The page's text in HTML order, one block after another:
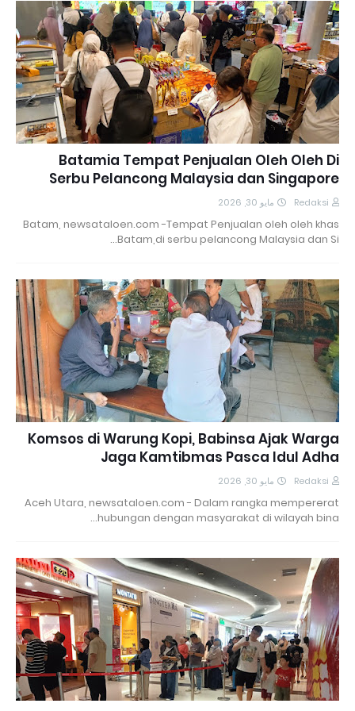
Batamia Tempat Penjualan Oleh Oleh Di
Serbu Pelancong Malaysia dan Singapore
Redaksi مايو 30, 2026
Batam, newsataloen.com -Tempat Penjualan oleh oleh khas
Batam,di serbu pelancong Malaysia dan Si…
Komsos di Warung Kopi, Babinsa Ajak Warga
Jaga Kamtibmas Pasca Idul Adha
Redaksi مايو 30, 2026
Aceh Utara, newsataloen.com - Dalam rangka mempererat
hubungan dengan masyarakat di wilayah bina…